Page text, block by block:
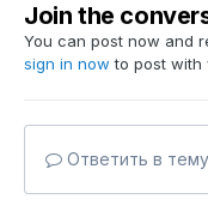
Join the
You can post now and
sign in now to post with
Ответить в